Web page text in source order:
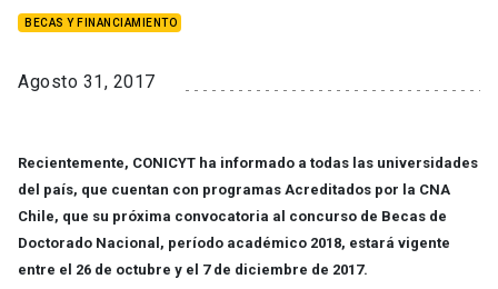
BECAS Y FINANCIAMIENTO
Agosto 31, 2017
Recientemente, CONICYT ha informado a todas las universidades
del país, que cuentan con programas Acreditados por la CNA
Chile, que su próxima convocatoria al concurso de Becas de
Doctorado Nacional, período académico 2018, estará vigente
entre el 26 de octubre y el 7 de diciembre de 2017.